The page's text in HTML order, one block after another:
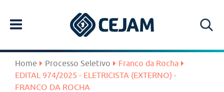
Home Processo Seletivo
Franco da Rocha
EDITAL 974/2025 - ELETRICISTA (EXTERNO) -
FRANCO DA ROCHA